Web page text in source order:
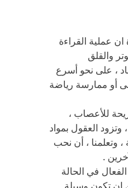
عملية القراءة
والقلق
، على نحو أسرع
أو ممارسة رياضة
للأعصاب ،
العقول بمواد
وتعلمنا ، أن نحب
.
الفعال في الحالة